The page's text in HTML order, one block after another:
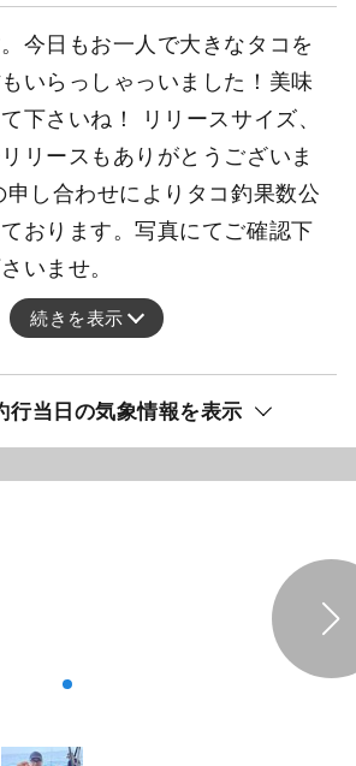
今日もお一人で大きなタコを
いらっしゃっいました！美味
下さいね！ リリースサイズ、
リースもありがとうございま
申し合わせによりタコ釣果数公
おります。写真にてご確認下
いませ。
続きを表示
行当日の気象情報を表示